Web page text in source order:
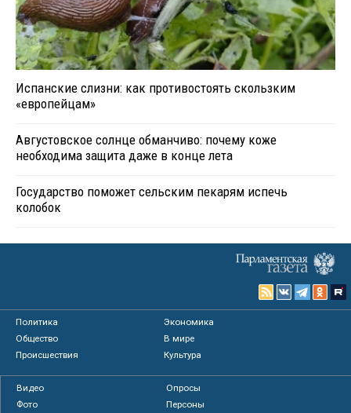
Испанские слизни: как противостоять скользким
«европейцам»
Августовское солнце обманчиво: почему коже
необходима защита даже в конце лета
Государство поможет сельским пекарям испечь
колобок
Политика
Экономика
Общество
В мире
Происшествия
Культура
Видео
Опросы
Фото
Персоны